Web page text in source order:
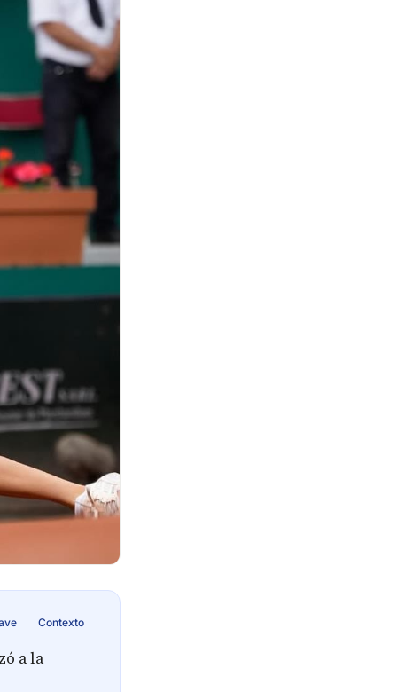
Contexto
a la